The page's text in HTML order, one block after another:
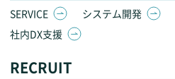
SERVICE システム開発
社内DX支援
RECRUIT